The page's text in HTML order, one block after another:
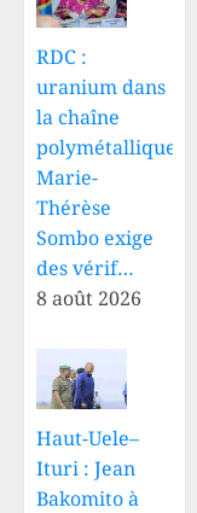
RDC :
uranium dans
la chaîne
polymétallique,
Marie-
Thérèse
Sombo exige
des vérif…
8 août 2026
Haut-Uele–
Ituri : Jean
Bakomito à